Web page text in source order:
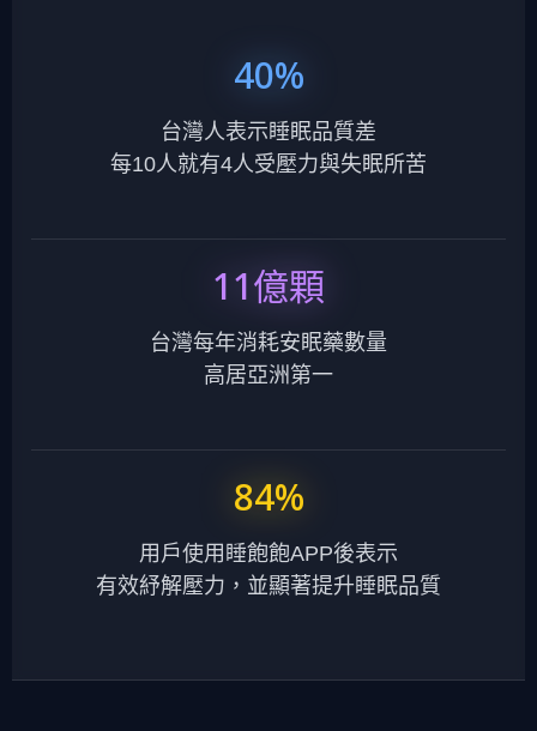
40%
台灣人表示睡眠品質差
每10人就有4人受壓力與失眠所苦
11億顆
台灣每年消耗安眠藥數量
高居亞洲第一
84%
用戶使用睡飽飽APP後表示
有效紓解壓力，並顯著提升睡眠品質